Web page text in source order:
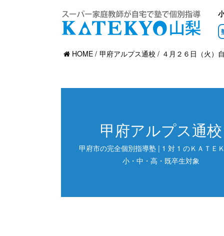
HOME
甲府アルプス通校 ４月２６日（火）
甲府アルプス通校
甲府市の完全個別指導塾 | 1 対 1 のＫＡＴＥ
小・中・高・既卒生対象